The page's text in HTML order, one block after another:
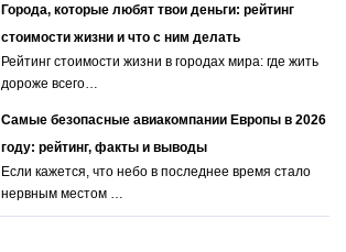
Города, которые любят твои деньги: рейтинг
стоимости жизни и что с ним делать
Рейтинг стоимости жизни в городах мира: где жить
дороже всего…
Самые безопасные авиакомпании Европы в 2026
году: рейтинг, факты и выводы
Если кажется, что небо в последнее время стало
нервным местом …